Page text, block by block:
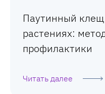
Паутинный
растениях:
профилактики
Читать далее